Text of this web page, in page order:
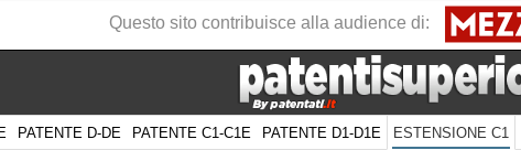
PATENTE D-DE PATENTE C1-C1E PATENTE D1-D1E ESTENSIONE C1
Questo sito contribuisce alla audience di: